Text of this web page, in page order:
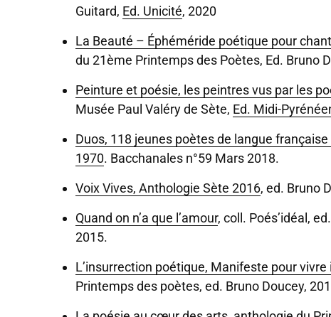
Guitard, Ed. Unicité, 2020
La Beauté – Éphéméride poétique pour
du 21ème Printemps des Poètes, Ed. Bruno
Peinture et poésie, les peintres vus par les
Musée Paul Valéry de Sète, Ed. Midi-
Duos, 118 jeunes poètes de langue
1970. Bacchanales n°59 Mars 2018.
Voix Vives, Anthologie Sète 2016, ed. Bruno
Quand on n’a que l’amour, coll. Poés’idéal,
2015.
L’insurrection poétique, Manifeste pour vivre
Printemps des poètes, ed. Bruno Doucey,